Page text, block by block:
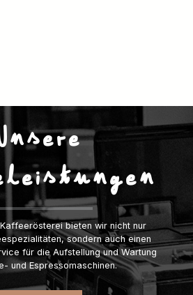
bieten wir nicht nur
sondern auch einen
für die Aufstellung und Wartung
und Espressomaschinen.